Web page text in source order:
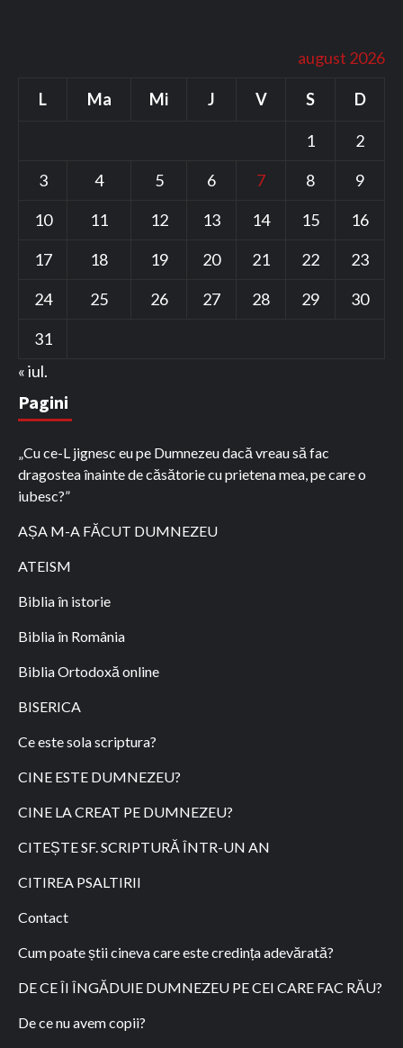
august 2026
L Ma Mi J V S D
1
2
3
4 5 6 7 8
9
10
11 12 13 14 15
16
17
18 19 20 21 22
23
24
25 26 27 28 29
30
31
« iul.
Pagini
„Cu ce-L jignesc eu pe Dumnezeu dacă vreau să fac
dragostea înainte de căsătorie cu prietena mea, pe care o
iubesc?”
AȘA M-A FĂCUT DUMNEZEU
ATEISM
Biblia în istorie
Biblia în România
Biblia Ortodoxă online
BISERICA
Ce este sola scriptura?
CINE ESTE DUMNEZEU?
CINE LA CREAT PE DUMNEZEU?
CITEȘTE SF. SCRIPTURĂ ÎNTR-UN AN
CITIREA PSALTIRII
Contact
Cum poate știi cineva care este credința adevărată?
DE CE ÎI ÎNGĂDUIE DUMNEZEU PE CEI CARE FAC RĂU?
De ce nu avem copii?